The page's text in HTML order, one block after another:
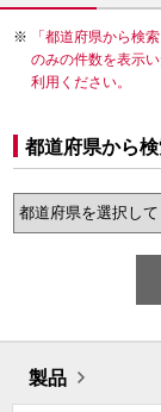
「都道府県から検
のみの件数を表示
利用ください。
都道府県から
製品